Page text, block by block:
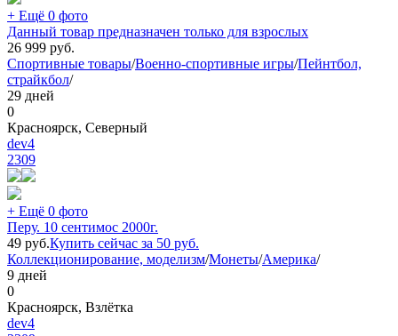
+ Ещё 0 фото
Данный товар предназначен только для взрослых
26 999 руб.
Спортивные товары/Военно-спортивные игры/Пейнтбол,
страйкбол/
29 дней
0
Красноярск, Северный
dev4
2309
+ Ещё 0 фото
Перу. 10 сентимос 2000г.
49 руб.Купить сейчас за 50 руб.
Коллекционирование, моделизм/Монеты/Америка/
9 дней
0
Красноярск, Взлётка
dev4